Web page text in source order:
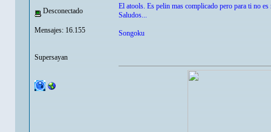
Desconectado
Mensajes: 16.155
Supersayan
El atools. Es pelin mas complicado pero para ti no
Saludos...
Songoku